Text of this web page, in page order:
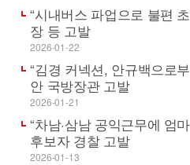
“시내버스 파업으로 불편
장 등 고발
2026-01-22
“김경 커넥션, 안규백으로
안 국방장관 고발
2026-01-21
“차남·삼남 공익근무에 엄
후보자 경찰 고발
2026-01-13